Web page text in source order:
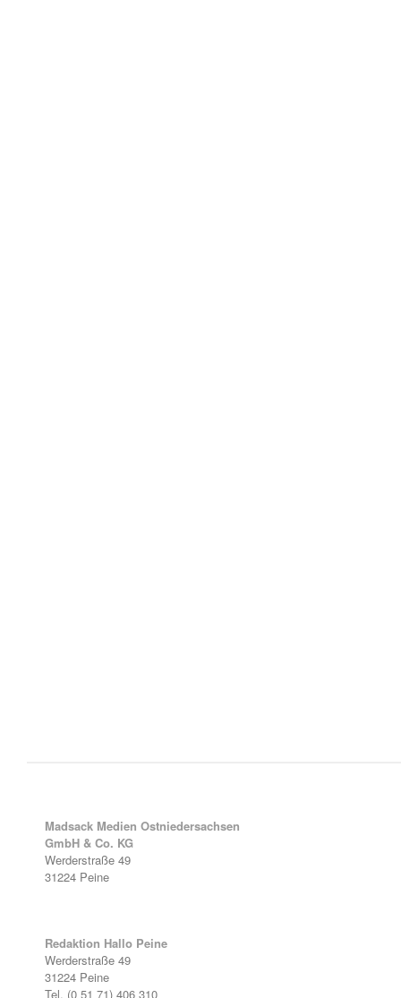
Madsack Medien Ostniedersachsen
GmbH & Co. KG
Werderstraße 49
31224 Peine
Redaktion Hallo Peine
Werderstraße 49
31224 Peine
Tel. (0 51 71) 406 310